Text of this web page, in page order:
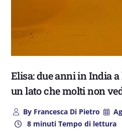
Elisa: due anni in India
un lato che molti non
ByFrancesca Di Pietro
8 minuti Tempo di lettura